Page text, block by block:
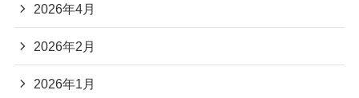
2026年4月
2026年2月
2026年1月